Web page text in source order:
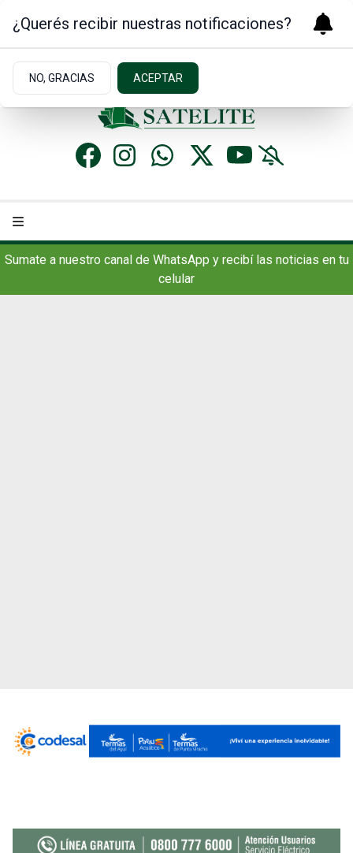
17.7ºc | Concordia, AR
Sumate a nuestro canal de WhatsApp y recibí las noticias en tu
celular
¿Querés recibir nuestras notificaciones?
NO, GRACIAS ACEPTAR